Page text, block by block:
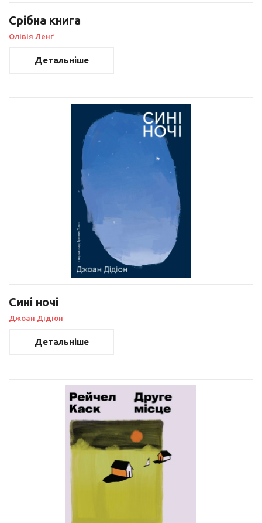
Срібна книга
Олівія Ленґ
Детальніше
Сині ночі
Джоан Дідіон
Детальніше